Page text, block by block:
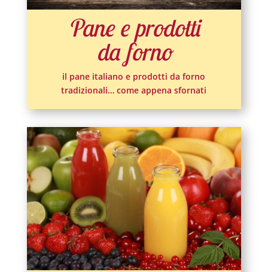
Pane e prodotti
da forno
il pane italiano e prodotti da forno
tradizionali… come appena sfornati